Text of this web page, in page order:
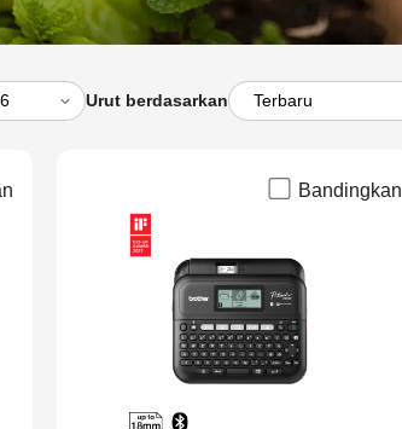
Urut berdasarkan
Bandingkan